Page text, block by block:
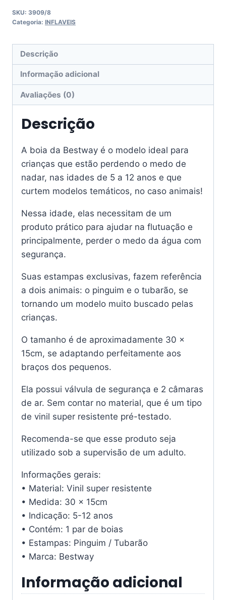
SKU: 3909/8
Categoria: INFLAVEIS
Descrição
Informação adicional
Avaliações (0)
Descrição
A boia da Bestway é o modelo ideal para
crianças que estão perdendo o medo de
nadar, nas idades de 5 a 12 anos e que
curtem modelos temáticos, no caso animais!
Nessa idade, elas necessitam de um
produto prático para ajudar na flutuação e
principalmente, perder o medo da água com
segurança.
Suas estampas exclusivas, fazem referência
a dois animais: o pinguim e o tubarão, se
tornando um modelo muito buscado pelas
crianças.
O tamanho é de aproximadamente 30 x
15cm, se adaptando perfeitamente aos
braços dos pequenos.
Ela possui válvula de segurança e 2 câmaras
de ar. Sem contar no material, que é um tipo
de vinil super resistente pré-testado.
Recomenda-se que esse produto seja
utilizado sob a supervisão de um adulto.
Informações gerais:
• Material: Vinil super resistente
• Medida: 30 x 15cm
• Indicação: 5-12 anos
• Contém: 1 par de boias
• Estampas: Pinguim / Tubarão
• Marca: Bestway
Informação adicional